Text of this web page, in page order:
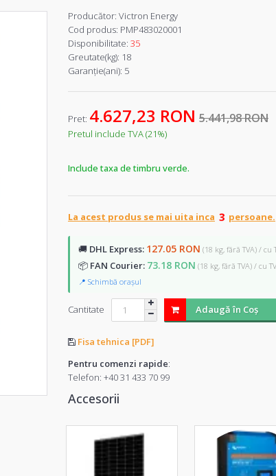
Producător: Victron Energy
Cod produs: PMP483020001
Disponibilitate: 35
Greutate(kg): 18
Garanţie(ani): 5
Pret: 4.627,23 RON 5.441,98 RON
Pretul include TVA (21%)
Include taxa de timbru verde.
La acest produs se mai uita inca persoane.
🚚 DHL Express: 127.05 RON (18 kg, fără TVA) / cu
📦 FAN Courier: 73.18 RON (18 kg, fără TVA) / cu
📍 Schimbă orașul
Cantitate Adaugă în Coş
Fisa tehnica [PDF]
Pentru comenzi rapide:
Telefon: +40 31 433 70 99
Accesorii